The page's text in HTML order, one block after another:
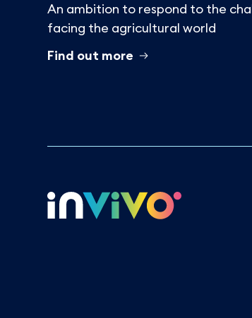
An ambition to respond to the
facing the agricultural world
Find out more